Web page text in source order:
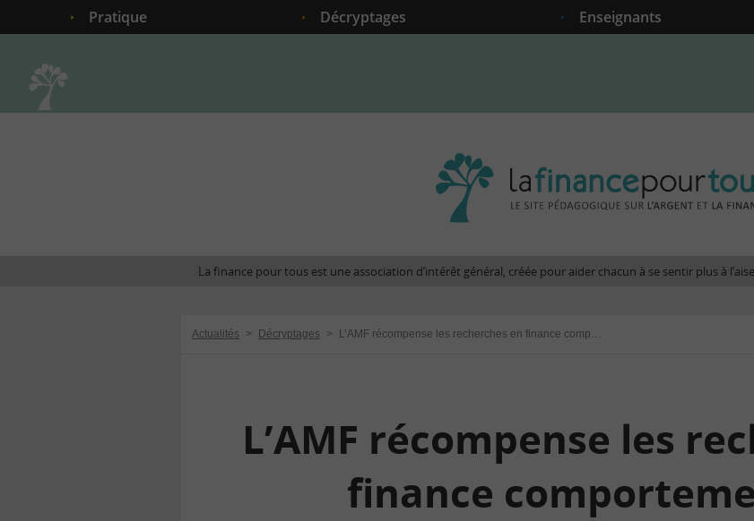
Pratique Décryptages Enseignants
La finance pour tous est une association d’intérêt général, créée pour aider chacun à se sentir plus à
Actualités > Décryptages > L’AMF récompense les recherches en finance comportementale
L’AMF récompense les
finance